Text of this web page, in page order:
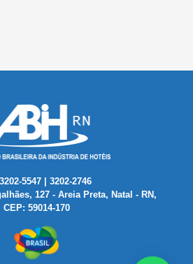
5547 | 3202-2746
127 - Areia Preta, Natal - RN,
CEP: 59014-170